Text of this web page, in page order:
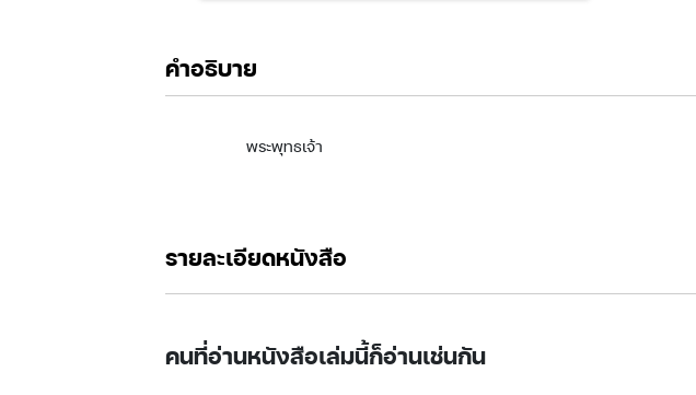
คำอธิบาย
พระพุทธเจ้า
รายละเอียดหนังสือ
คนที่อ่านหนังสือเล่มนี้ก็อ่านเช่นกัน